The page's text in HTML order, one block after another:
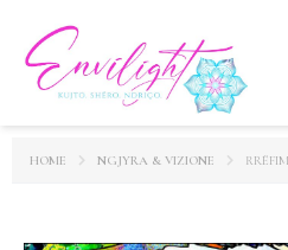
HOME NGJYRA & VIZIONE